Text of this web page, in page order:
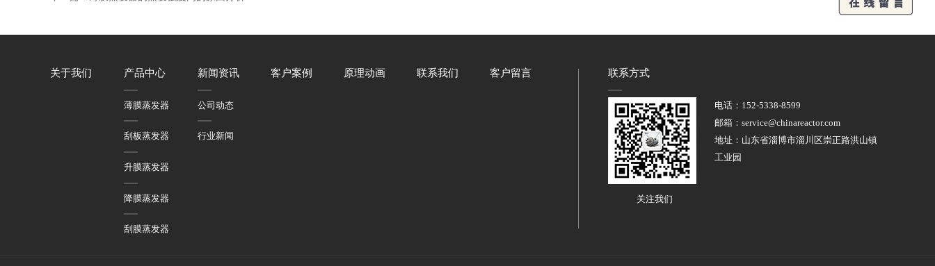
关于我们 产品中心
薄膜蒸发器
刮板蒸发器
升膜蒸发器
降膜蒸发器
刮膜蒸发器
新闻资讯
公司动态
行业新闻
客户案例 原理动画 联系我们 客户留言 联系方式
关注我们
电话： 152-5338-8599
邮箱：service@chinareactor.com
地址：山东省淄博市淄川区崇正路洪山镇
工业园